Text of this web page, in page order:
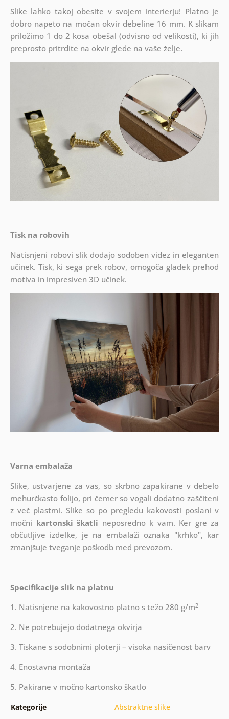
Slike lahko takoj obesite v svojem interierju! Platno je
dobro napeto na močan okvir debeline 16 mm. K slikam
priložimo 1 do 2 kosa obešal (odvisno od velikosti), ki jih
preprosto pritrdite na okvir glede na vaše želje.
Tisk na robovih
Natisnjeni robovi slik dodajo sodoben videz in eleganten
učinek. Tisk, ki sega prek robov, omogoča gladek prehod
motiva in impresiven 3D učinek.
Varna embalaža
Slike, ustvarjene za vas, so skrbno zapakirane v debelo
mehurčkasto folijo, pri čemer so vogali dodatno zaščiteni
z več plastmi. Slike so po pregledu kakovosti poslani v
močni kartonski škatli neposredno k vam. Ker gre za
občutljive izdelke, je na embalaži oznaka "krhko", kar
zmanjšuje tveganje poškodb med prevozom.
Specifikacije slik na platnu
1. Natisnjene na kakovostno platno s težo 280 g/m2
2. Ne potrebujejo dodatnega okvirja
3. Tiskane s sodobnimi ploterji – visoka nasičenost barv
4. Enostavna montaža
5. Pakirane v močno kartonsko škatlo
Kategorije Abstraktne slike